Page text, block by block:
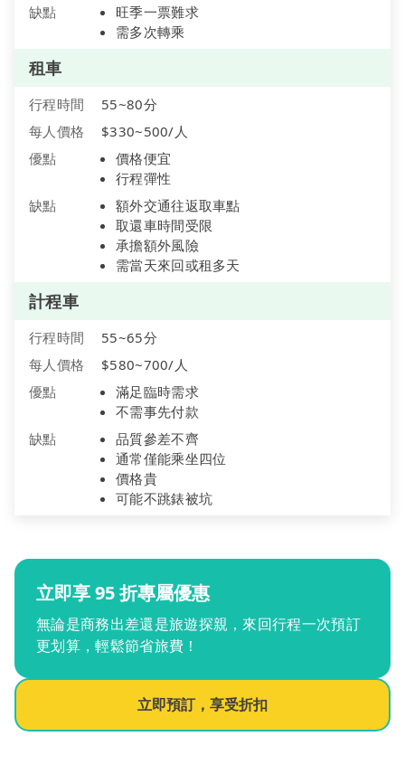
缺點
旺季一票難求
需多次轉乘
租車
行程時間
55~80分
每人價格
$330~500/人
優點
價格便宜
行程彈性
缺點
額外交通往返取車點
取還車時間受限
承擔額外風險
需當天來回或租多天
計程車
行程時間
55~65分
每人價格
$580~700/人
優點
滿足臨時需求
不需事先付款
缺點
品質參差不齊
通常僅能乘坐四位
價格貴
可能不跳錶被坑
立即享 95 折專屬優惠
無論是商務出差還是旅遊探親，來回行程一次預訂
更划算，輕鬆節省旅費！
立即預訂，享受折扣